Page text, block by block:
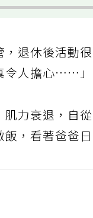
，退休後活動
令人擔心……」
肌力衰退，自
，看著爸爸